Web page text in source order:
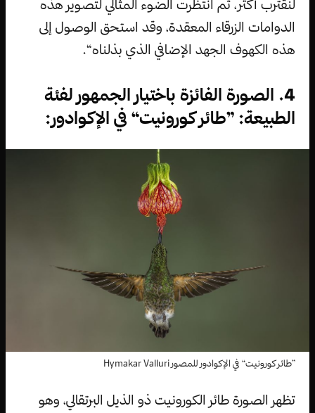
لنقترب أكثر، ثم انتظرت الضوء المثالي لتصوير هذه
الدوامات الزرقاء المعقدة، وقد استحق الوصول إلى
هذه الكهوف الجهد الإضافي الذي بذلناه“.
4. الصورة الفائزة باختيار الجمهور لفئة
الطبيعة: ”طائر كورونيت“ في الإكوادور:
”طائر كورونيت“ في الإكوادور للمصور Hymakar Valluri
تظهر الصورة طائر الكورونيت ذو الذيل البرتقالي، وهو